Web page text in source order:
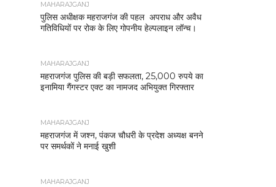
MAHARAJGANJ
पुलिस अधीक्षक महराजगंज की पहल अपराध और अवैध
गतिविधियों पर रोक के लिए गोपनीय हेल्पलाइन लॉन्च।
MAHARAJGANJ
महराजगंज पुलिस की बड़ी सफलता, 25,000 रुपये का
इनामिया गैंगस्टर एक्ट का नामजद अभियुक्त गिरफ्तार
MAHARAJGANJ
महराजगंज में जश्न, पंकज चौधरी के प्रदेश अध्यक्ष बनने
पर समर्थकों ने मनाई खुशी
MAHARAJGANJ